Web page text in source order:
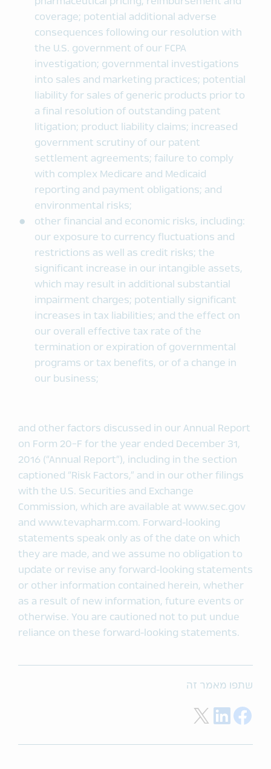
coverage; potential additional adverse
consequences following our resolution with
the U.S. government of our FCPA
investigation; governmental investigations
into sales and marketing practices; potential
liability for sales of generic products prior to
a final resolution of outstanding patent
litigation; product liability claims; increased
government scrutiny of our patent
settlement agreements; failure to comply
with complex Medicare and Medicaid
reporting and payment obligations; and
environmental risks;
other financial and economic risks, including:
our exposure to currency fluctuations and
restrictions as well as credit risks; the
significant increase in our intangible assets,
which may result in additional substantial
impairment charges; potentially significant
increases in tax liabilities; and the effect on
our overall effective tax rate of the
termination or expiration of governmental
programs or tax benefits, or of a change in
our business;
and other factors discussed in our Annual Report
on Form 20-F for the year ended December 31,
2016 (“Annual Report”), including in the section
captioned “Risk Factors,” and in our other filings
with the U.S. Securities and Exchange
Commission, which are available at www.sec.gov
and www.tevapharm.com. Forward-looking
statements speak only as of the date on which
they are made, and we assume no obligation to
update or revise any forward-looking statements
or other information contained herein, whether
as a result of new information, future events or
otherwise. You are cautioned not to put undue
reliance on these forward-looking statements.
שתפו מאמר זה
Share on Facebook
Share on LinkedIn